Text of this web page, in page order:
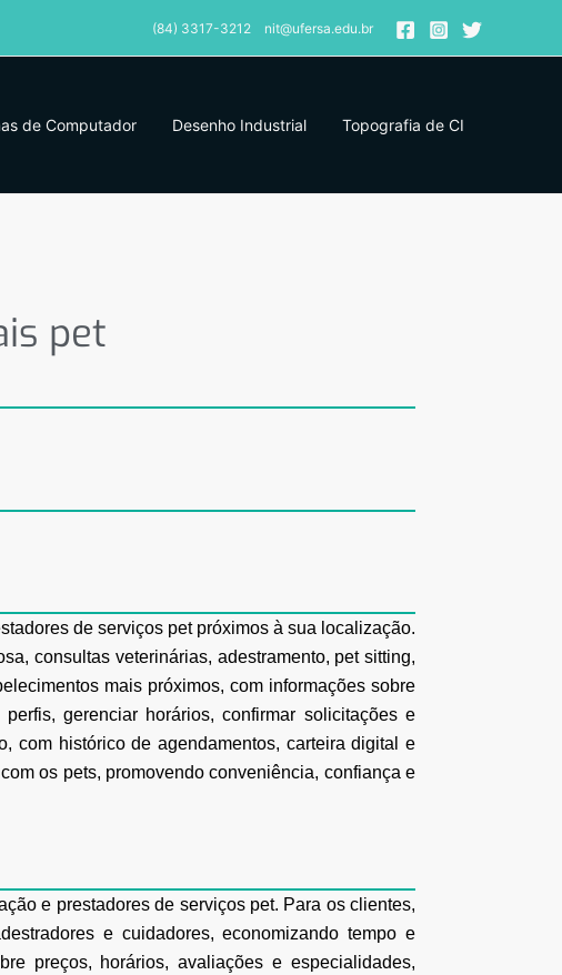
(84) 3317-3212 nit@ufersa.edu.br
de Computador Desenho Industrial Topografia de CI
pet
de serviços pet próximos à sua localização.
consultas veterinárias, adestramento, pet sitting,
mais próximos, com informações sobre
gerenciar horários, confirmar solicitações e
com histórico de agendamentos, carteira digital e
os pets, promovendo conveniência, confiança e
e prestadores de serviços pet. Para os clientes,
e cuidadores, economizando tempo e
preços, horários, avaliações e especialidades,